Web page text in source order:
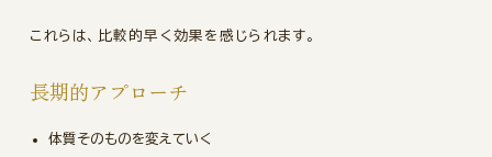
これらは、比較的早く効果を感じられます。
長期的アプローチ
体質そのものを変えていく